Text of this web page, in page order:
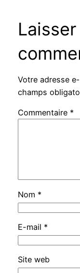
Votre adresse
champs
Commentaire *
Nom *
E-mail *
Site web